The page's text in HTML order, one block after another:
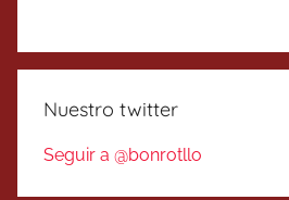
Nuestro twitter
Seguir a @bonrotllo